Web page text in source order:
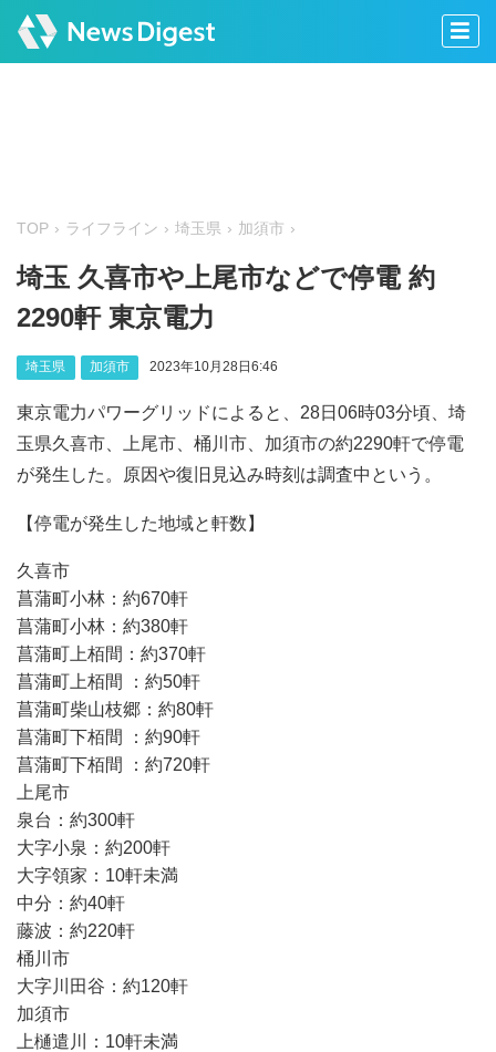
TOP ライフライン 埼玉県 加須市
埼玉 久喜市や上尾市などで停電 約
2290軒 東京電力
埼玉県 加須市 2023年10月28日6:46
東京電力パワーグリッドによると、28日06時03分頃、埼
玉県久喜市、上尾市、桶川市、加須市の約2290軒で停電
が発生した。原因や復旧見込み時刻は調査中という。
【停電が発生した地域と軒数】
久喜市
菖蒲町小林：約670軒
菖蒲町小林：約380軒
菖蒲町上栢間：約370軒
菖蒲町上栢間 ：約50軒
菖蒲町柴山枝郷：約80軒
菖蒲町下栢間 ：約90軒
菖蒲町下栢間 ：約720軒
上尾市
泉台：約300軒
大字小泉：約200軒
大字領家：10軒未満
中分：約40軒
藤波：約220軒
桶川市
大字川田谷：約120軒
加須市
上樋遣川：10軒未満